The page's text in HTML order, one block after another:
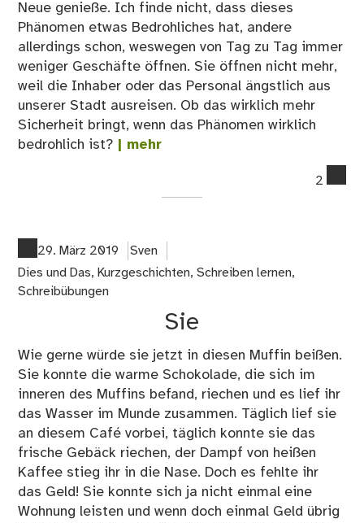
Neue genieße. Ich finde nicht, dass dieses
Phänomen etwas Bedrohliches hat, andere
allerdings schon, weswegen von Tag zu Tag immer
weniger Geschäfte öffnen. Sie öffnen nicht mehr,
weil die Inhaber oder das Personal ängstlich aus
unserer Stadt ausreisen. Ob das wirklich mehr
Sicherheit bringt, wenn das Phänomen wirklich
bedrohlich ist? | mehr
2
29. März 2019
Sven
Dies und Das, Kurzgeschichten,Schreiben lernen,
Schreibübungen
Sie
Wie gerne würde sie jetzt in diesen Muffin beißen.
Sie konnte die warme Schokolade, die sich im
inneren des Muffins befand, riechen und es lief ihr
das Wasser im Munde zusammen. Täglich lief sie
an diesem Café vorbei, täglich konnte sie das
frische Gebäck riechen, der Dampf von heißen
Kaffee stieg ihr in die Nase. Doch es fehlte ihr
das Geld! Sie konnte sich ja nicht einmal eine
Wohnung leisten und wenn doch einmal Geld übrig